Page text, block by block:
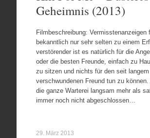
Geheimnis (2013)
Filmbeschreibung: Vermisstenanzeigen
bekanntlich nur sehr selten zu einem
verstörender ist es natürlich für die
oder die besten Freunde, einfach zu
zu sitzen und nichts für den seit langem
verschwundenen Freund tun zu
die ganze Warterei langsam mehr als
immer noch nicht abgeschlossen…
29. März 2013